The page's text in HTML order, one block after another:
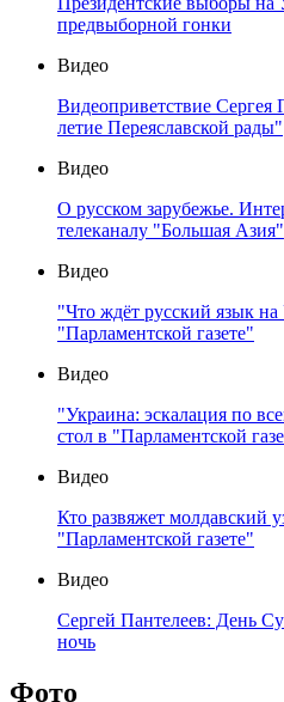
предвыборной гонки
Видео
Видеоприветствие Сергея
летие Переяславской рады"
Видео
О русском зарубежье.
телеканалу "Большая Азия"
Видео
"Что ждёт русский язык
"Парламентской газете"
Видео
"Украина: эскалация по
стол в "Парламентской
Видео
Кто развяжет молдавский
"Парламентской газете"
Видео
Сергей Пантелеев: День
ночь
Фото